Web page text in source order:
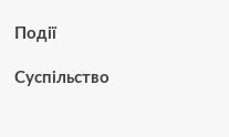
Події
Суспільство